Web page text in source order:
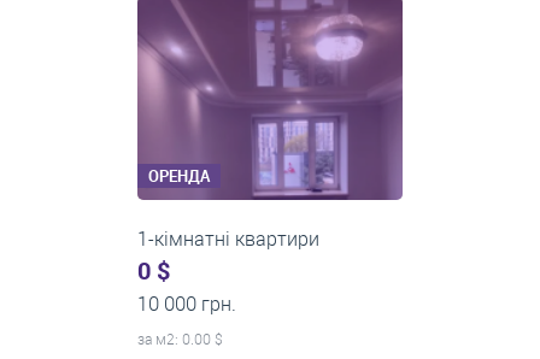
ОРЕНДА
2-кімнатні квартири
0 $
16 000 грн.
за м2: 0.00 $